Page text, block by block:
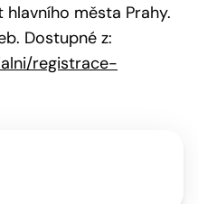
města Prahy.
Dostupné z:
registrace-